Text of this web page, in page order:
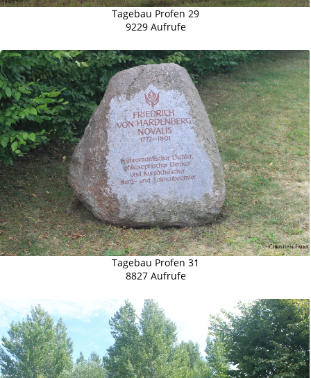
Tagebau Profen 29
9229 Aufrufe
Tagebau Profen 31
8827 Aufrufe